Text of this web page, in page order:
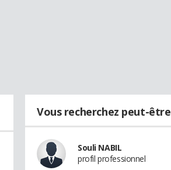
Vous recherchez peut-être
Souli NABIL
profil professionnel